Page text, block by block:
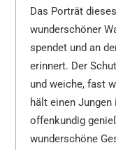
Das Porträt
wunderschöner
spendet und an
erinnert. Der
und weiche, fast
hält einen Jungen
offenkundig
wunderschöne